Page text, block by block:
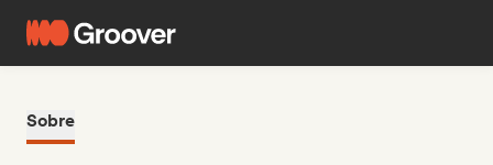
Sobre